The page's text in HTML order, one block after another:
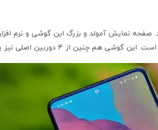
۴ دوربین اصلی نیز بهره می‌برد.